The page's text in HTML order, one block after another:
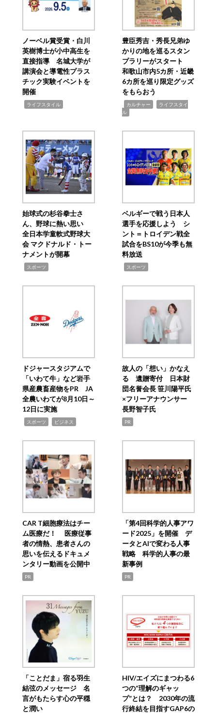
ノーベル賞受賞・白川
英樹博士が小中高生を
直接指導 名城大学が
講演会と導電性プラス
チック実験イベントを
開催
ライフスタイル
豊臣秀吉・秀長兄弟ゆ
かりの地を巡るスタン
プラリーがスタート
和歌山市内5カ所・近畿
6カ所を巡り限定グッズ
をもらおう
カルチャー
ライフスタイ
ル
始球式の杉谷拳士さ
ん、野球に熱い思い
全日本学童軟式野球大
会 マクドナルド・トー
ナメントが開幕
スポーツ
ベルギーで戦う日本人
選手を応援しよう シ
ント＝トロイデン戦全
試合をBS10が今季も無
料放送
スポーツ
ドジャースタジアムで
「いわて牛」など岩手
県産農畜産物をPR JA
全農いわてが8月10日～
12日に実施
スポーツ ビジネス
故人の「想い」かなえ
る 遺贈寄付 日本財
団名誉会長 笹川陽平氏
×フリーアナウンサー
長野智子氏
PR
CAR T細胞療法はチー
ム医療だ！ 医療従事
者の情熱、患者さんの
思いを伝えるドキュメ
ンタリー動画を公開中
PR
「第4回科学的人事アワ
ード2025」を開催 デ
ータとAIで変わる人事
戦略 科学的人事の最
新事例
PR
「ことだま」宿る羽生
結弦のメッセージ 名
言がもたらす心の平穏
と潤い
HIV/エイズにまつわる6
つの“理解のギャッ
プ”とは？ 2030年の流
行終結を目指すGAP6の